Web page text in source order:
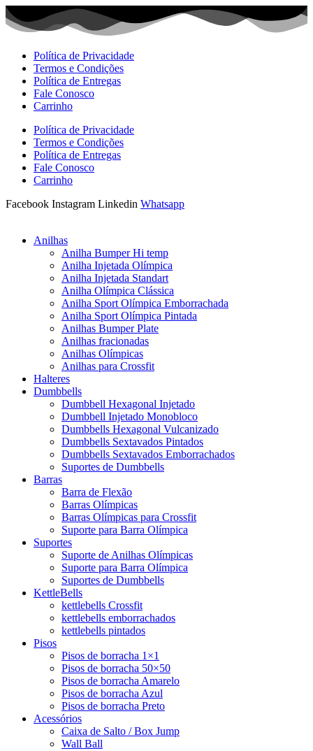
Ir
para
Política de Privacidade
Termos e Condições
Política de Entregas
Fale Conosco
Carrinho
Política de Privacidade
Termos e Condições
Política de Entregas
Fale Conosco
Carrinho
Facebook Instagram Linkedin Whatsapp
Anilhas
Anilha Bumper Hi temp
Anilha Injetada Olímpica
Anilha Injetada Standart
Anilha Olímpica Clássica
Anilha Sport Olímpica Emborrachada
Anilha Sport Olímpica Pintada
Anilhas Bumper Plate
Anilhas fracionadas
Anilhas Olímpicas
Anilhas para Crossfit
Halteres
Dumbbells
Dumbbell Hexagonal Injetado
Dumbbell Injetado Monobloco
Dumbbells Hexagonal Vulcanizado
Dumbbells Sextavados Pintados
Dumbbells Sextavados Emborrachados
Suportes de Dumbbells
Barras
Barra de Flexão
Barras Olímpicas
Barras Olímpicas para Crossfit
Suporte para Barra Olímpica
Suportes
Suporte de Anilhas Olímpicas
Suporte para Barra Olímpica
Suportes de Dumbbells
KettleBells
kettlebells Crossfit
kettlebells emborrachados
kettlebells pintados
Pisos
Pisos de borracha 1×1
Pisos de borracha 50×50
Pisos de borracha Amarelo
Pisos de borracha Azul
Pisos de borracha Preto
Acessórios
Caixa de Salto / Box Jump
Wall Ball